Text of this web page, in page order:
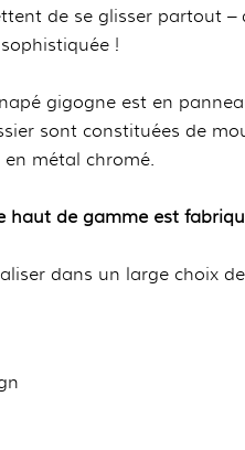
de se glisser partout
!
gigogne est en
sont constituées de
métal chromé.
haut de gamme est
dans un large choix